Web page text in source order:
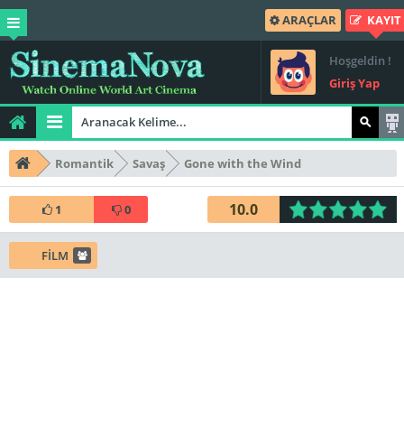
ARAÇLAR KAYIT
Hoşgeldin !
Giriş Yap
Romantik Savaş Gone with the Wind
1 0 10.0
FİLM